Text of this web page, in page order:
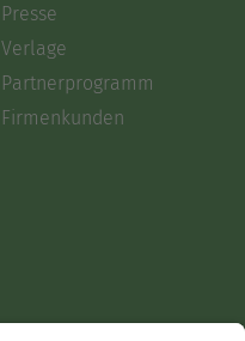
Presse
Verlage
Partnerprogramm
Firmenkunden